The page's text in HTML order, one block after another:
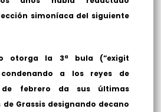
simoníaca del siguiente
otorga la 3ª bula (“exigit
condenando a los reyes de
de febrero da sus últimas
de Grassis designando decano